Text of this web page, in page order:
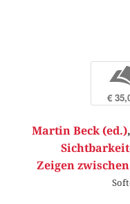
€
Martin Beck (ed.),
Zeigen